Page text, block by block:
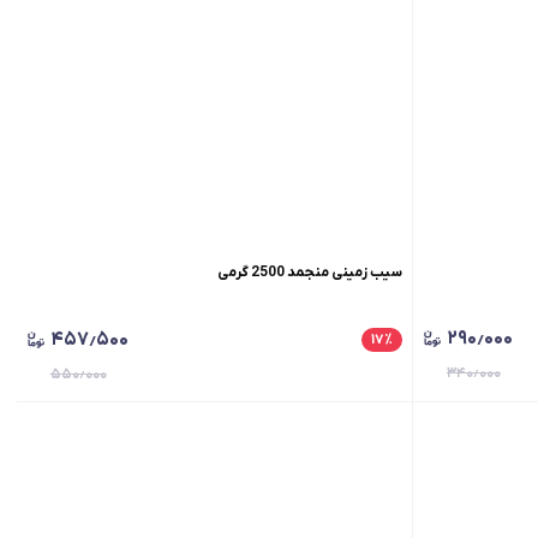
۲۹۰٫۰۰۰
۳۴۰٫۰۰۰
سیب زمینی منجمد 2500 گرمی
۱۷٪ ۴۵۷٫۵۰۰
۵۵۰٫۰۰۰